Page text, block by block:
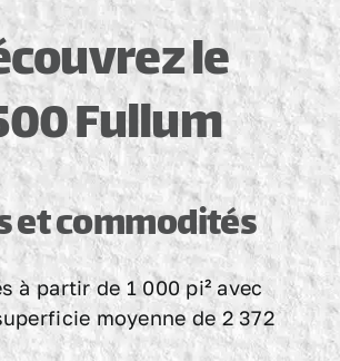
le
Fullum
et commodités
à partir de 1 000 pi² avec
moyenne de 2 372